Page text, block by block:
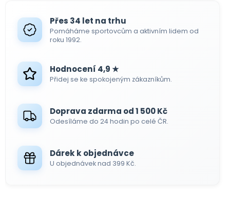
Přes 34 let na trhu
Pomáháme sportovcům a aktivním lidem od
roku 1992.
Hodnocení 4,9 ★
Přidej se ke spokojeným zákazníkům.
Doprava zdarma od 1 500 Kč
Odesíláme do 24 hodin po celé ČR.
Dárek k objednávce
U objednávek nad 399 Kč.